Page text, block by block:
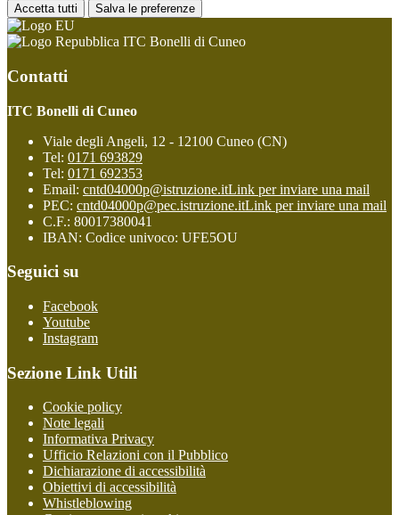
Accetta tutti Salva le preferenze
ITC Bonelli di Cuneo
Contatti
ITC Bonelli di Cuneo
Viale degli Angeli, 12 - 12100 Cuneo (CN)
Tel: 0171 693829
Tel: 0171 692353
Email: cntd04000p@istruzione.itLink per inviare una mail
PEC: cntd04000p@pec.istruzione.itLink per inviare una mail
C.F.: 80017380041
IBAN: Codice univoco: UFE5OU
Seguici su
Facebook
Youtube
Instagram
Sezione Link Utili
Cookie policy
Note legali
Informativa Privacy
Ufficio Relazioni con il Pubblico
Dichiarazione di accessibilità
Obiettivi di accessibilità
Whistleblowing